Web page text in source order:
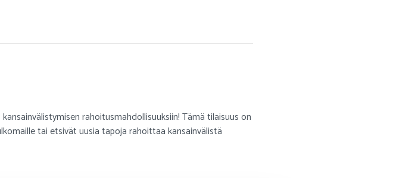
rahoitusmahdollisuuksiin! Tämä tilaisuus on
tai etsivät uusia tapoja rahoittaa kansainvälistä